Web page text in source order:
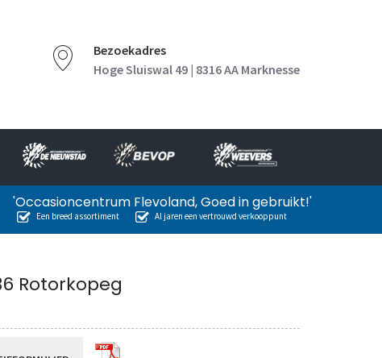
Bezoekadres
Hoge Sluiswal 49 | 8316 AA Marknesse
'Occasioncentrum Flevoland, Goed in gebruikt!'
Een breed assortiment Al jaren een vertrouwd verkooppunt
Rotorkopeg